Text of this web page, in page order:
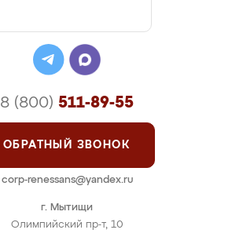
г. Мытищи
Олимпийский пр-т, 10
8 (800) 511-89-55
ОБРАТНЫЙ ЗВОНОК
corp-renessans@yandex.ru